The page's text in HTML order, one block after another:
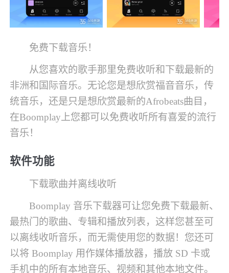
免费下载音乐！
从您喜欢的歌手那里免费收听和下载最新的
非洲和国际音乐。无论您是想欣赏福音音乐，传
统音乐，还是只是想欣赏最新的Afrobeats曲目，
在Boomplay上您都可以免费收听所有喜爱的流行
音乐！
软件功能
下载歌曲并离线收听
Boomplay 音乐下载器可让您免费下载最新、
最热门的歌曲、专辑和播放列表，这样您甚至可
以离线收听音乐，而无需使用您的数据！您还可
以将 Boomplay 用作媒体播放器，播放 SD 卡或
手机中的所有本地音乐、视频和其他本地文件。